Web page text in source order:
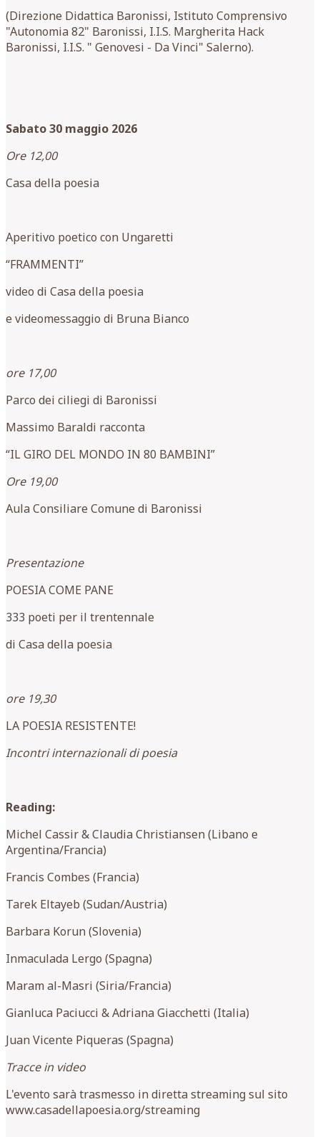
(Direzione Didattica Baronissi, Istituto Comprensivo
"Autonomia 82" Baronissi, I.I.S. Margherita Hack
Baronissi, I.I.S. " Genovesi - Da Vinci" Salerno).
Sabato 30 maggio 2026
Ore 12,00
Casa della poesia
Aperitivo poetico con Ungaretti
“FRAMMENTI”
video di Casa della poesia
e videomessaggio di Bruna Bianco
ore 17,00
Parco dei ciliegi di Baronissi
Massimo Baraldi racconta
“IL GIRO DEL MONDO IN 80 BAMBINI”
Ore 19,00
Aula Consiliare Comune di Baronissi
Presentazione
POESIA COME PANE
333 poeti per il trentennale
di Casa della poesia
ore 19,30
LA POESIA RESISTENTE!
Incontri internazionali di poesia
Reading:
Michel Cassir & Claudia Christiansen (Libano e
Argentina/Francia)
Francis Combes (Francia)
Tarek Eltayeb (Sudan/Austria)
Barbara Korun (Slovenia)
Inmaculada Lergo (Spagna)
Maram al-Masri (Siria/Francia)
Gianluca Paciucci & Adriana Giacchetti (Italia)
Juan Vicente Piqueras (Spagna)
Tracce in video
L'evento sarà trasmesso in diretta streaming sul sito
www.casadellapoesia.org/streaming